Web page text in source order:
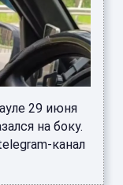
29 июня
на боку.
канал